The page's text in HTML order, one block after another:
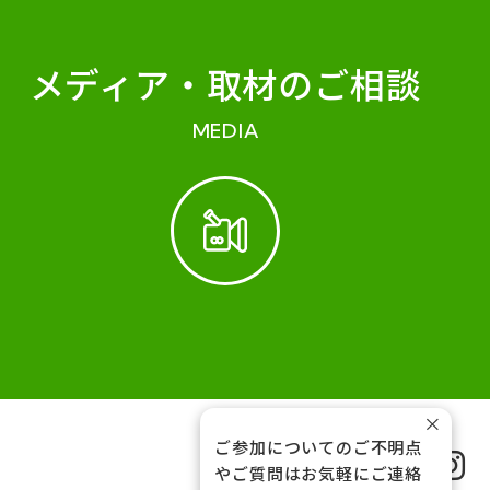
メディア・ 取材のご相談
MEDIA
FOLLOW US
ご参加についてのご不明点
やご質問はお気軽にご連絡
×